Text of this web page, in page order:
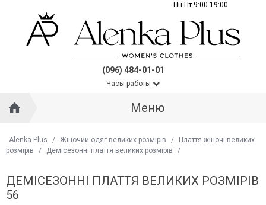
Пн-Пт 9:00-19:00
(096) 484-01-01
Часы работы
Меню
Alenka Plus / Жіночий одяг великих розмірів /
Плаття жіночі великих
розмірів
/ Демісезонні плаття великих розмірів /
ДЕМІСЕЗОННІ ПЛАТТЯ ВЕЛИКИХ РОЗМІРІВ
56